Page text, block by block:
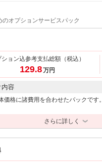
オプションサービスパック
ション込参考支払総額 （税込）
129.8万円
容
価格に諸費用を合わせたパックです。
さらに詳しく